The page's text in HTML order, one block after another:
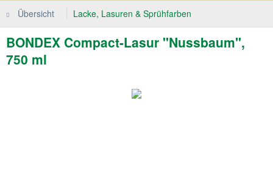
Übersicht Lacke, Lasuren & Sprühfarben
BONDEX Compact-Lasur "Nussbaum",
750 ml